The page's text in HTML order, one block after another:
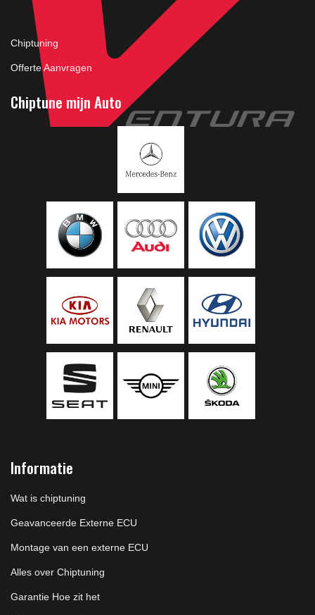
Chiptuning
Offerte Aanvragen
Chiptune mijn Auto
Informatie
Wat is chiptuning
Geavanceerde Externe ECU
Montage van een externe ECU
Alles over Chiptuning
Garantie Hoe zit het